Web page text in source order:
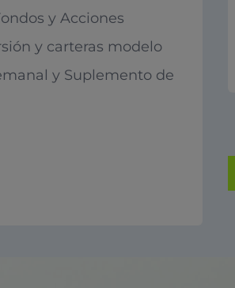
y Acciones
y carteras modelo
y Suplemento de